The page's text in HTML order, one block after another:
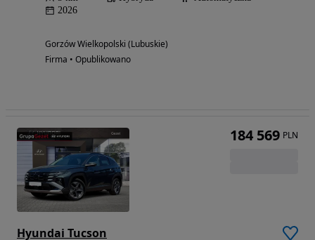
2026
Gorzów Wielkopolski (Lubuskie)
Firma • Opublikowano
Hyundai Tucson
184 569 PLN